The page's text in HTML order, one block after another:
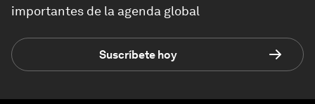
importantes de la agenda global
Suscríbete hoy